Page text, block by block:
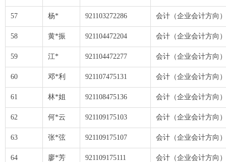
57 杨* 921103272286 会计（企业会计方向）
58 黄*振 921104472204 会计（企业会计方向）
59 江* 921104472277 会计（企业会计方向）
60 邓*利 921107475131 会计（企业会计方向）
61 林*姐 921108475136 会计（企业会计方向）
62 何*云 921109175103 会计（企业会计方向）
63 张*弦 921109175107 会计（企业会计方向）
64 廖*芳 921109175111 会计（企业会计方向）